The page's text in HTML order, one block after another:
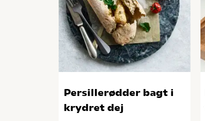
Persillerødder bagt i
krydret dej